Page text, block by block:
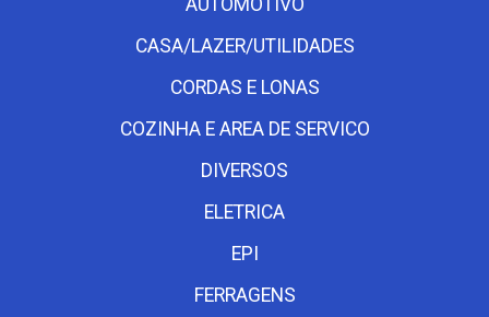
CASA/LAZER/UTILIDADES
CORDAS E LONAS
COZINHA E AREA DE SERVICO
DIVERSOS
ELETRICA
EPI
FERRAGENS